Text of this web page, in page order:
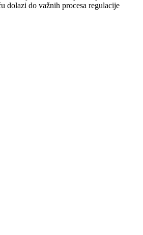
dolazi do važnih procesa regulacije